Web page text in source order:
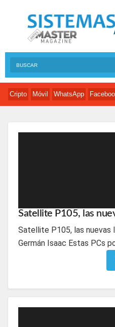
Cripto Móvil WhatsApp
Satellite P105, las
Satellite P105, las nuevas
Germán Isaac Estas PCs